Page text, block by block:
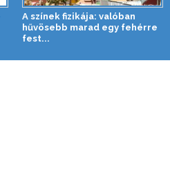
A színek fizikája: valóban
hűvösebb marad egy fehérre
fest...